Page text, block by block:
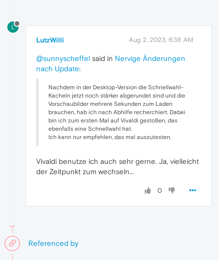
L
LutzWilli Aug 2, 2023, 6:38 AM
@sunnyscheffel said in Nervige Änderungen
nach Update:
Nachdem in der Desktop-Version die Schnellwahl-
Kacheln jetzt noch stärker abgerundet sind und die
Vorschaubilder mehrere Sekunden zum Laden
brauchen, hab ich nach Abhilfe recherchiert. Dabei
bin ich zum ersten Mal auf Vivaldi gestoßen, das
ebenfalls eine Schnellwahl hat.
Ich kann nur empfehlen, das mal auszutesten.
Vivaldi benutze ich auch sehr gerne. Ja, vielleicht
der Zeitpunkt zum wechseln…
0
Referenced by